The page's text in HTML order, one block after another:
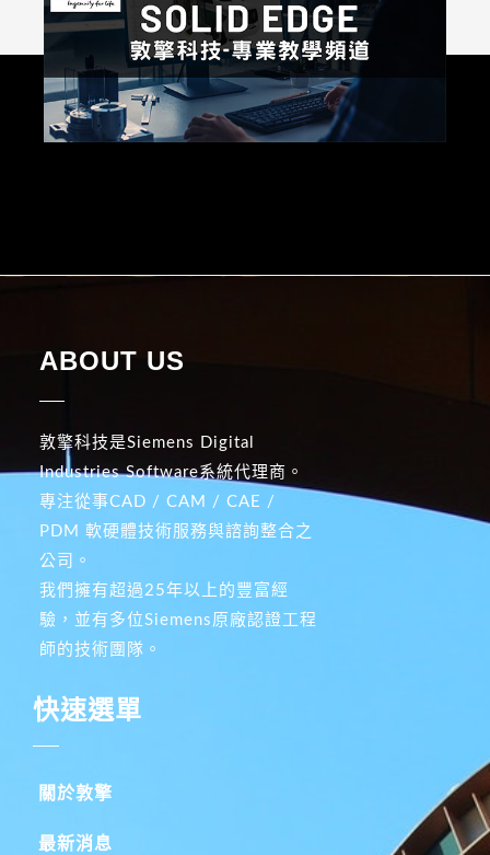
ABOUT US
敦擎科技是Siemens Digital
Industries Software系統代理商。
專注從事CAD / CAM / CAE /
PDM 軟硬體技術服務與諮詢整合之
公司。
我們擁有超過25年以上的豐富經
驗，並有多位Siemens原廠認證工程
師的技術團隊。
快速選單
關於敦擎
最新消息